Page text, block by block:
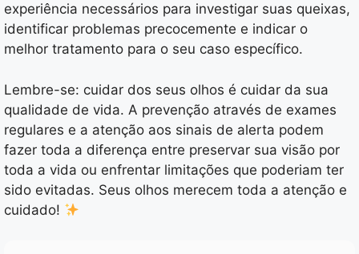
experiência necessários para investigar suas queixas,
identificar problemas precocemente e indicar o
melhor tratamento para o seu caso específico.
Lembre-se: cuidar dos seus olhos é cuidar da sua
qualidade de vida. A prevenção através de exames
regulares e a atenção aos sinais de alerta podem
fazer toda a diferença entre preservar sua visão por
toda a vida ou enfrentar limitações que poderiam ter
sido evitadas. Seus olhos merecem toda a atenção e
cuidado!